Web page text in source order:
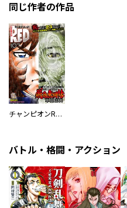
同じ作者の作品
チャンピオンRED
バトル・格闘・アクション